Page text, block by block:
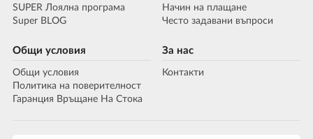
SUPER Лоялна програма
Super BLOG
Начин на плащане
Често задавани въпроси
Общи условия
Общи условия
Политика на поверителност
Гаранция Връщане На Стока
За нас
Контакти